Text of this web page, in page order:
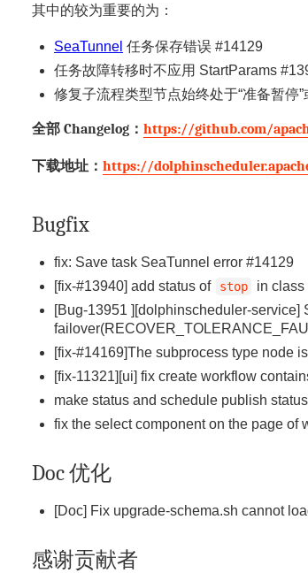
其中的较为重要的为：
SeaTunnel 任务保存错误 #14129
任务故障转移时不应用 StartParams
修复子流程类型节点始终处于“准备暂停”
全部 Changelog： https://github.com/
下载地址： https://
Bugfix
fix: Save task SeaTunnel error #14129
[fix-#13940] add status of
stop
in class
[Bug-13951 ][dolphinscheduler-
[fix-#14169]The subprocess type node
[fix-11321][ui] fix create workflow
make status and schedule publish
fix the select component on the page of
Doc 优化
[Doc] Fix upgrade-schema.sh cannot
感谢贡献者